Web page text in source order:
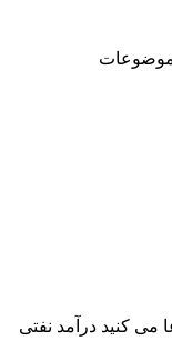
می کنید درآمد نفتی